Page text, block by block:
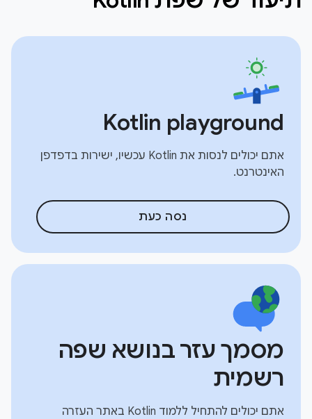
Kotlin playground
אתם יכולים לנסות את Kotlin עכשיו, ישירות בדפדפן
האינטרנט.
נסה כעת
מסמך עזר בנושא שפה
רשמית
אתם יכולים להתחיל ללמוד Kotlin באתר העזרה